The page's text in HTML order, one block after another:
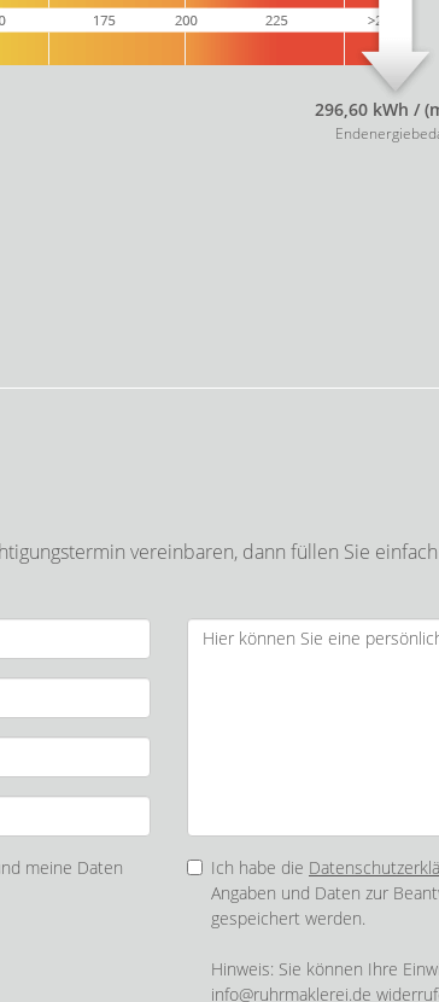
296,60 kWh /
vereinbaren, dann füllen Sie
meine Daten
Ich habe die
Angaben und Daten zur
gespeichert werden.
Hinweis: Sie können Ihre
info@ruhrmaklerei.de